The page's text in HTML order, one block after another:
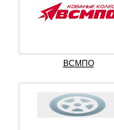
ВСМПО